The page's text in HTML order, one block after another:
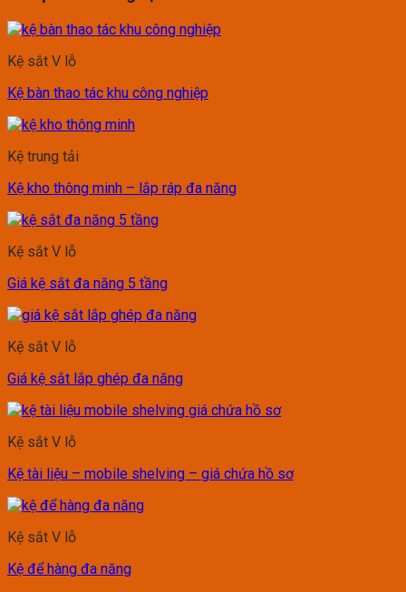
Kệ sắt V lỗ
Kệ bàn thao tác khu công nghiệp
Kệ trung tải
Kệ kho thông minh – lắp ráp đa năng
Kệ sắt V lỗ
Giá kệ sắt đa năng 5 tầng
Kệ sắt V lỗ
Giá kệ sắt lắp ghép đa năng
Kệ sắt V lỗ
Kệ tài liệu – mobile shelving – giá chứa hồ sơ
Kệ sắt V lỗ
Kệ để hàng đa năng